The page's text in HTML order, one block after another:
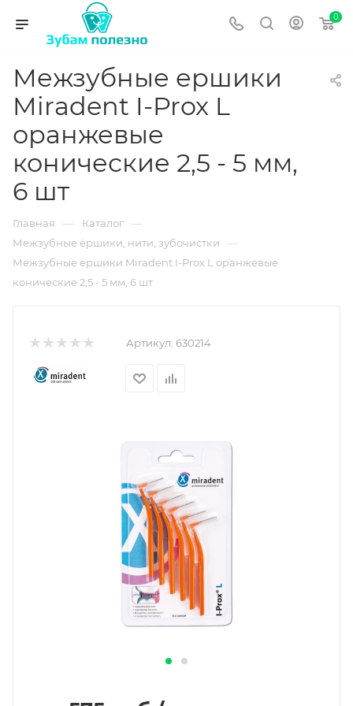
0
Межзубные ершики
Miradent I-Prox L
оранжевые
конические 2,5 - 5 мм,
6 шт
Главная — Каталог —
Межзубные ёршики, нити, зубочистки —
Межзубные ершики Miradent I-Prox L оранжевые
конические 2,5 - 5 мм, 6 шт
Артикул: 630214